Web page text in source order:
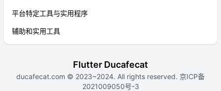
平台特定工具与实用程序
辅助和实用工具
Flutter Ducafecat
ducafecat.com © 2023~2024. All rights reserved. 京ICP备
2021009050号-3